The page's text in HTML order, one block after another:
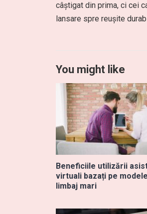
câștigat din prima, ci cei
lansare spre reușite
You might like
Beneficiile utilizării
virtuali bazați pe
limbaj mari